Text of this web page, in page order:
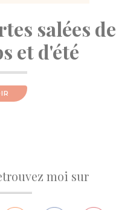
salées de
et d'été
moi sur